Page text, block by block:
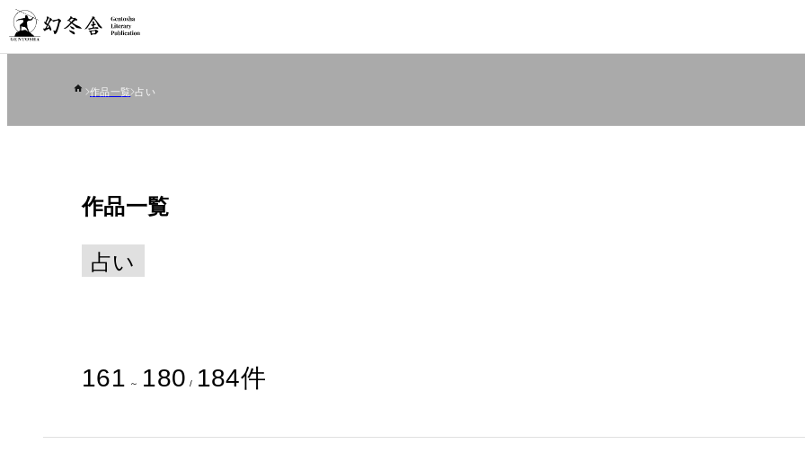
作品一覧 占い
作品一覧
占い
161 ～ 180 / 184件